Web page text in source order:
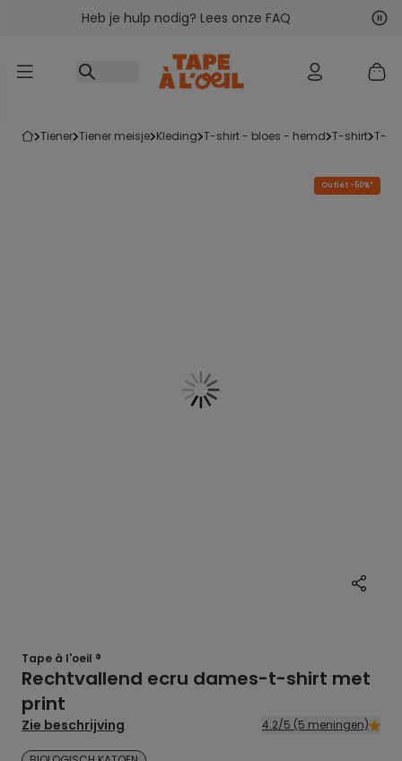
Ga naar inhoudHeb je hulp nodig? Lees onze FAQ
tiener tiener meisje kleding t-shirt - bloes - hemd t-shirt t-
Outlet -50%*
Tape à l'oeil ®
Rechtvallend ecru dames-t-shirt met
print
Zie beschrijving 4.2/5 (5 meningen)